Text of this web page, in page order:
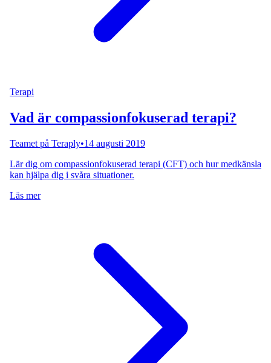
Terapi
Vad är compassionfokuserad terapi?
Teamet på Teraply•14 augusti 2019
Lär dig om compassionfokuserad terapi (CFT) och hur medkänsla
kan hjälpa dig i svåra situationer.
Läs mer